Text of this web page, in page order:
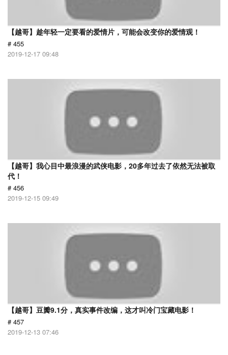
【越哥】趁年轻一定要看的爱情片，可能会改变你的爱情观！
# 455
2019-12-17 09:48
【越哥】我心目中最浪漫的武侠电影，20多年过去了依然无法被取
代！
# 456
2019-12-15 09:49
【越哥】豆瓣9.1分，真实事件改编，这才叫冷门宝藏电影！
# 457
2019-12-13 07:46